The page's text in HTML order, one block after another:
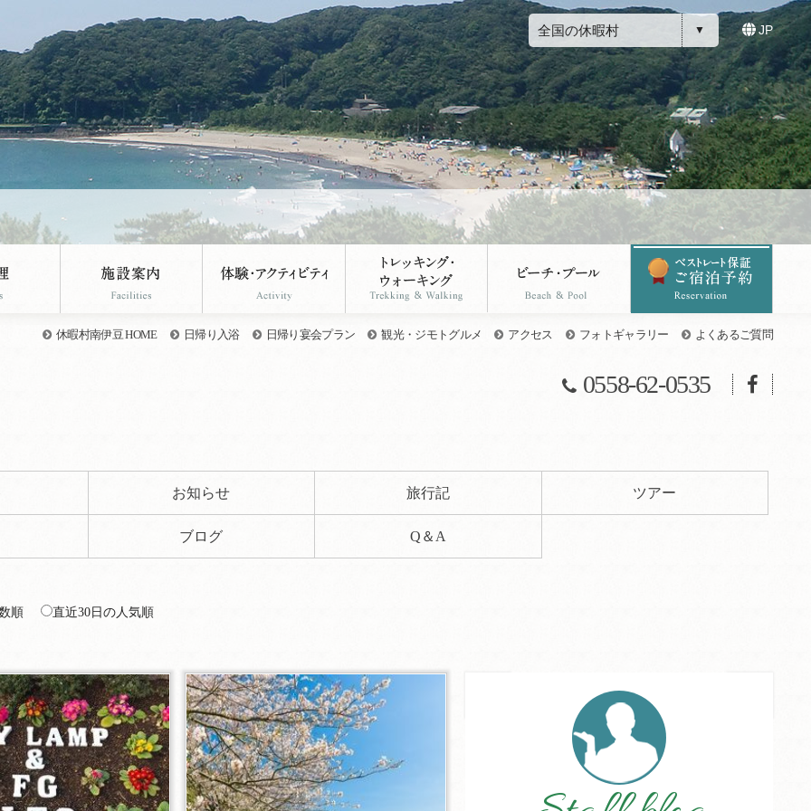
全国の休暇村 JP
休暇村南伊豆 HOME 日帰り入浴 日帰り宴会プラン 観光・ジモトグルメ アクセス フォトギャラリー よくあるご質問
0558-62-0535
お知らせ 旅行記 ツアー
ブログ Q＆A
順 直近30日の人気順